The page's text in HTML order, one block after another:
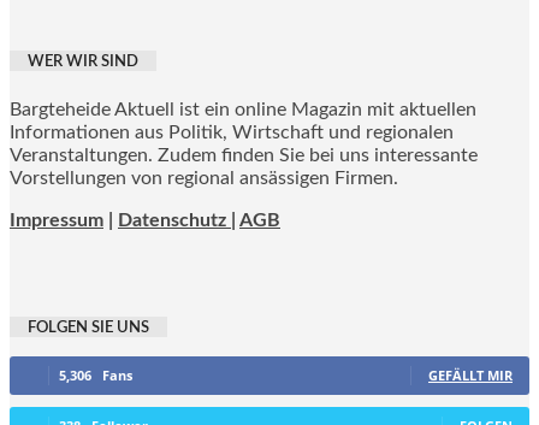
WER WIR SIND
Bargteheide Aktuell ist ein online Magazin mit aktuellen
Informationen aus Politik, Wirtschaft und regionalen
Veranstaltungen. Zudem finden Sie bei uns interessante
Vorstellungen von regional ansässigen Firmen.
Impressum Datenschutz | AGB
FOLGEN SIE UNS
5,306 Fans GEFÄLLT MIR